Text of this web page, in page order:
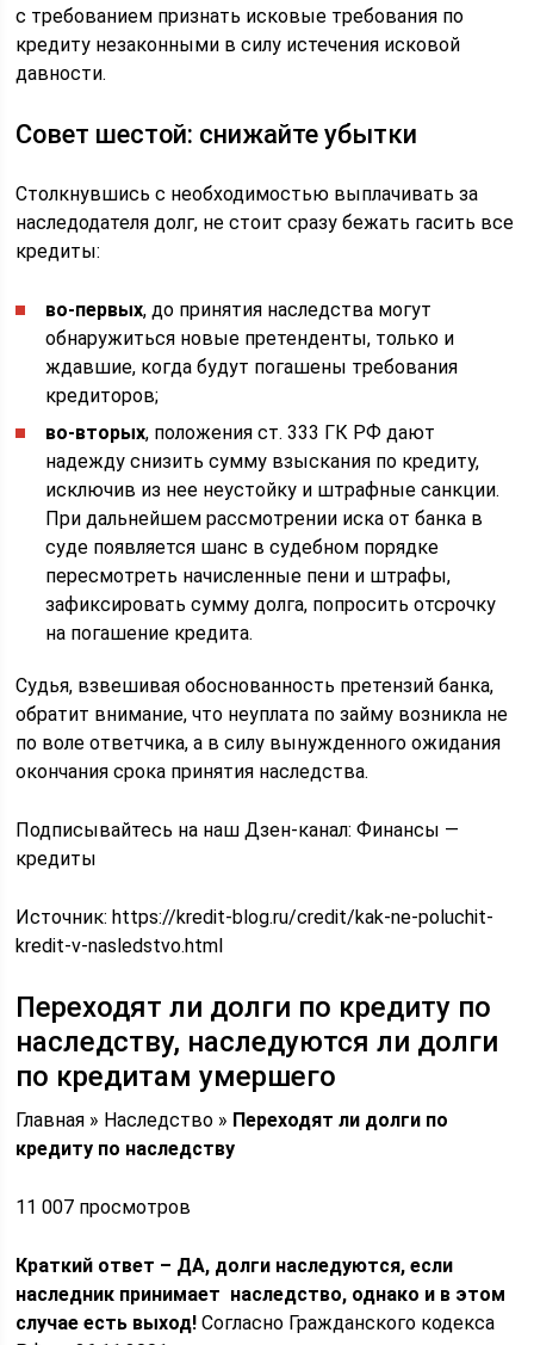
с требованием признать исковые требования по
кредиту незаконными в силу истечения исковой
давности.
Совет шестой: снижайте убытки
Столкнувшись с необходимостью выплачивать за
наследодателя долг, не стоит сразу бежать гасить все
кредиты:
во-первых, до принятия наследства могут
обнаружиться новые претенденты, только и
ждавшие, когда будут погашены требования
кредиторов;
во-вторых, положения ст. 333 ГК РФ дают
надежду снизить сумму взыскания по кредиту,
исключив из нее неустойку и штрафные санкции.
При дальнейшем рассмотрении иска от банка в
суде появляется шанс в судебном порядке
пересмотреть начисленные пени и штрафы,
зафиксировать сумму долга, попросить отсрочку
на погашение кредита.
Судья, взвешивая обоснованность претензий банка,
обратит внимание, что неуплата по займу возникла не
по воле ответчика, а в силу вынужденного ожидания
окончания срока принятия наследства.
Подписывайтесь на наш Дзен-канал: Финансы —
кредиты
Источник:https://kredit-blog.ru/credit/kak-ne-poluchit-
kredit-v-nasledstvo.html
Переходят ли долги по кредиту по
наследству, наследуются ли долги
по кредитам умершего
Главная » Наследство » Переходят ли долги по
кредиту по наследству
11 007 просмотров
Краткий ответ – ДА, долги наследуются, если
наследник принимает наследство, однако и в этом
случае есть выход! Согласно Гражданского кодекса